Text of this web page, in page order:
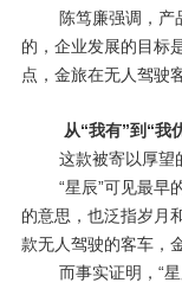
陈笃廉强调，产
的，企业发展的目标
点，金旅在无人驾驶
从“我有”到“我
这款被寄以厚望
“星辰”可见最早
的意思，也泛指岁月
款无人驾驶的客车，
而事实证明，“